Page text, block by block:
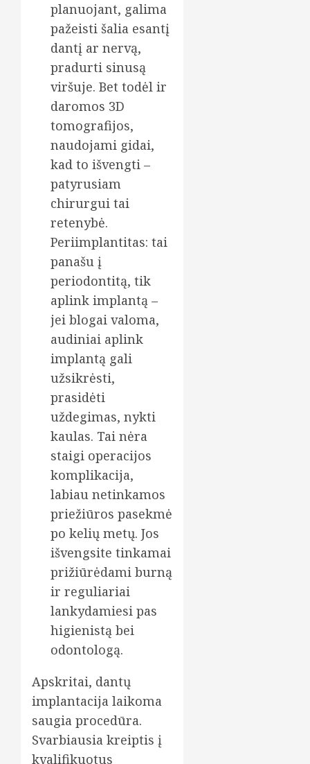
planuojant, galima
pažeisti šalia esantį
dantį ar nervą,
pradurti sinusą
viršuje. Bet todėl ir
daromos 3D
tomografijos,
naudojami gidai,
kad to išvengti –
patyrusiam
chirurgui tai
retenybė.
Periimplantitas: tai
panašu į
periodontitą, tik
aplink implantą –
jei blogai valoma,
audiniai aplink
implantą gali
užsikrėsti,
prasidėti
uždegimas, nykti
kaulas. Tai nėra
staigi operacijos
komplikacija,
labiau netinkamos
priežiūros pasekmė
po kelių metų. Jos
išvengsite tinkamai
prižiūrėdami burną
ir reguliariai
lankydamiesi pas
higienistą bei
odontologą.
Apskritai, dantų
implantacija laikoma
saugia procedūra.
Svarbiausia kreiptis į
kvalifikuotus